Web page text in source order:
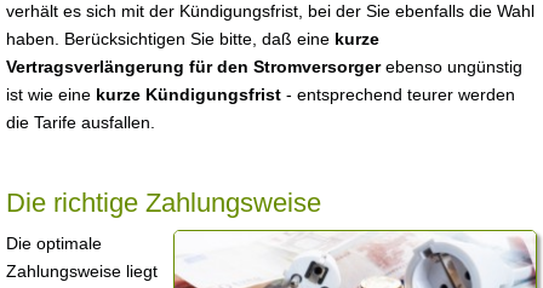
verhält es sich mit der Kündigungsfrist, bei der Sie ebenfalls die Wahl
haben. Berücksichtigen Sie bitte, daß eine kurze
Vertragsverlängerung für den Stromversorgerebenso ungünstig
ist wie eine kurze Kündigungsfrist - entsprechend teurer werden
die Tarife ausfallen.
Die richtige Zahlungsweise
Die optimale
Zahlungsweise liegt